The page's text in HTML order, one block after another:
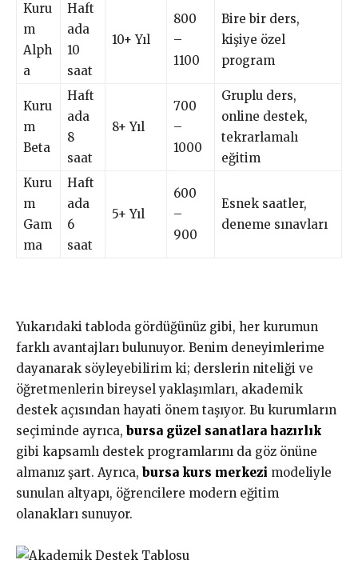
Kuru
m
Alph
a
Haft
ada
10
saat
10+ Yıl
800
–
1100
Bire bir ders,
kişiye özel
program
Kuru
m
Beta
Haft
ada
8
saat
8+ Yıl
700
–
1000
Gruplu ders,
online destek,
tekrarlamalı
eğitim
Kuru
m
Gam
ma
Haft
ada
6
saat
5+ Yıl
600
–
900
Esnek saatler,
deneme sınavları
Yukarıdaki tabloda gördüğünüz gibi, her kurumun
farklı avantajları bulunuyor. Benim deneyimlerime
dayanarak söyleyebilirim ki; derslerin niteliği ve
öğretmenlerin bireysel yaklaşımları, akademik
destek açısından hayati önem taşıyor. Bu kurumların
seçiminde ayrıca, bursa güzel sanatlara hazırlık
gibi kapsamlı destek programlarını da göz önüne
almanız şart. Ayrıca, bursa kurs merkezi modeliyle
sunulan altyapı, öğrencilere modern eğitim
olanakları sunuyor.